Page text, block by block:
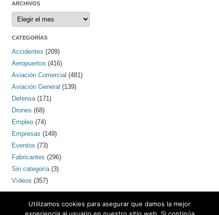
ARCHIVOS
Archivos
CATEGORÍAS
Accidentes (209)
Aeropuertos (416)
Aviación Comercial (481)
Aviación General (139)
Defensa(171)
Drones (68)
Empleo (74)
Empresas (149)
Eventos (73)
Fabricantes (296)
Sin categoría(3)
Vídeos (357)
Utilizamos cookies para asegurar que damos la mejor